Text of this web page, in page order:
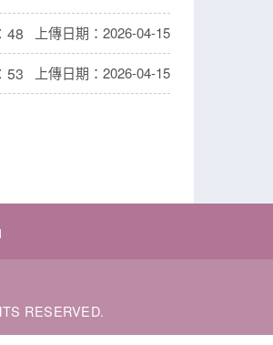
上傳日期：2026-04-15
48
上傳日期：2026-04-15
53
RESERVED.